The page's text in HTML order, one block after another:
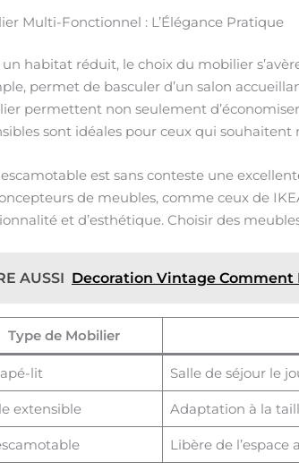
Multi-Fonctionnel : L’Élégance Pratique
un habitat réduit, le choix du mobilier
permet de basculer d’un salon
permettent non seulement
sont idéales pour ceux qui souhaitent
est sans conteste une
de meubles, comme ceux de
et d’esthétique. Choisir des
AUSSI Decoration Vintage Comment
Type de Mobilier
lit Salle de séjour le
extensible Adaptation à la
Libère de l’espace